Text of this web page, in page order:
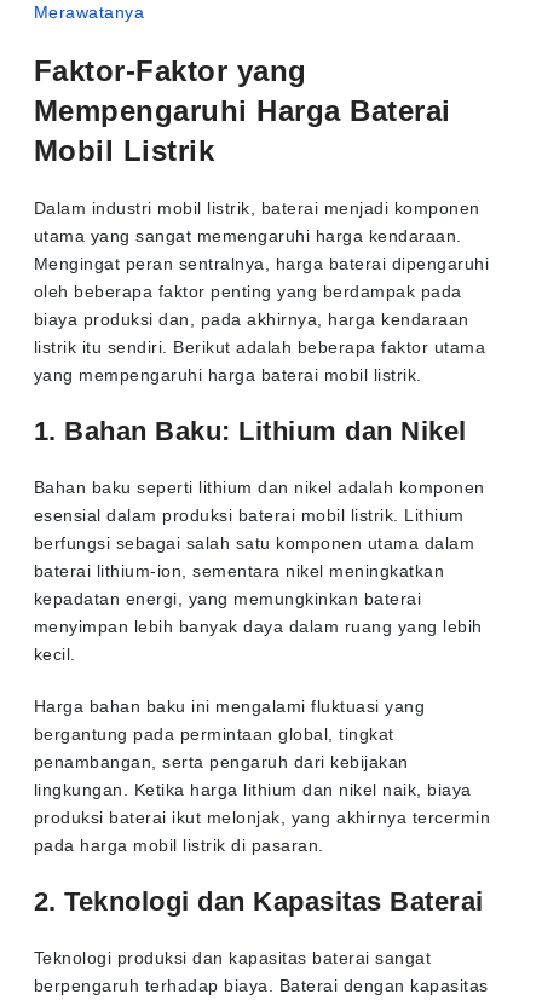
Merawatanya
Faktor-Faktor yang
Mempengaruhi Harga Baterai
Mobil Listrik
Dalam industri mobil listrik, baterai menjadi komponen
utama yang sangat memengaruhi harga kendaraan.
Mengingat peran sentralnya, harga baterai dipengaruhi
oleh beberapa faktor penting yang berdampak pada
biaya produksi dan, pada akhirnya, harga kendaraan
listrik itu sendiri. Berikut adalah beberapa faktor utama
yang mempengaruhi harga baterai mobil listrik.
1. Bahan Baku: Lithium dan Nikel
Bahan baku seperti lithium dan nikel adalah komponen
esensial dalam produksi baterai mobil listrik. Lithium
berfungsi sebagai salah satu komponen utama dalam
baterai lithium-ion, sementara nikel meningkatkan
kepadatan energi, yang memungkinkan baterai
menyimpan lebih banyak daya dalam ruang yang lebih
kecil.
Harga bahan baku ini mengalami fluktuasi yang
bergantung pada permintaan global, tingkat
penambangan, serta pengaruh dari kebijakan
lingkungan. Ketika harga lithium dan nikel naik, biaya
produksi baterai ikut melonjak, yang akhirnya tercermin
pada harga mobil listrik di pasaran.
2. Teknologi dan Kapasitas Baterai
Teknologi produksi dan kapasitas baterai sangat
berpengaruh terhadap biaya. Baterai dengan kapasitas